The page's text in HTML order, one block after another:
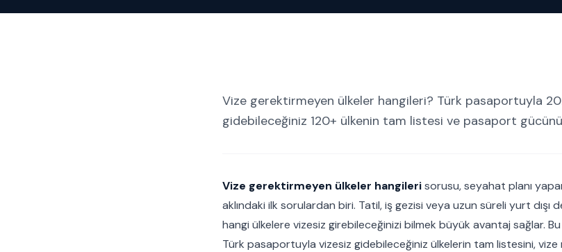
Vize gerektirmeyen ülkeler hangileri? Türk pasaportuyla
gidebileceğiniz 120+ ülkenin tam listesi ve pasaport
Vize gerektirmeyen ülkeler hangilerisorusu, seyahat planı
aklındaki ilk sorulardan biri. Tatil, iş gezisi veya uzun süreli yurt dışı
hangi ülkelere vizesiz girebileceğinizi bilmek büyük avantaj sağlar. Bu
Türk pasaportuyla vizesiz gidebileceğiniz ülkelerin tam listesini,